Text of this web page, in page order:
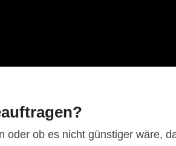
oder ob es nicht günstiger wäre,